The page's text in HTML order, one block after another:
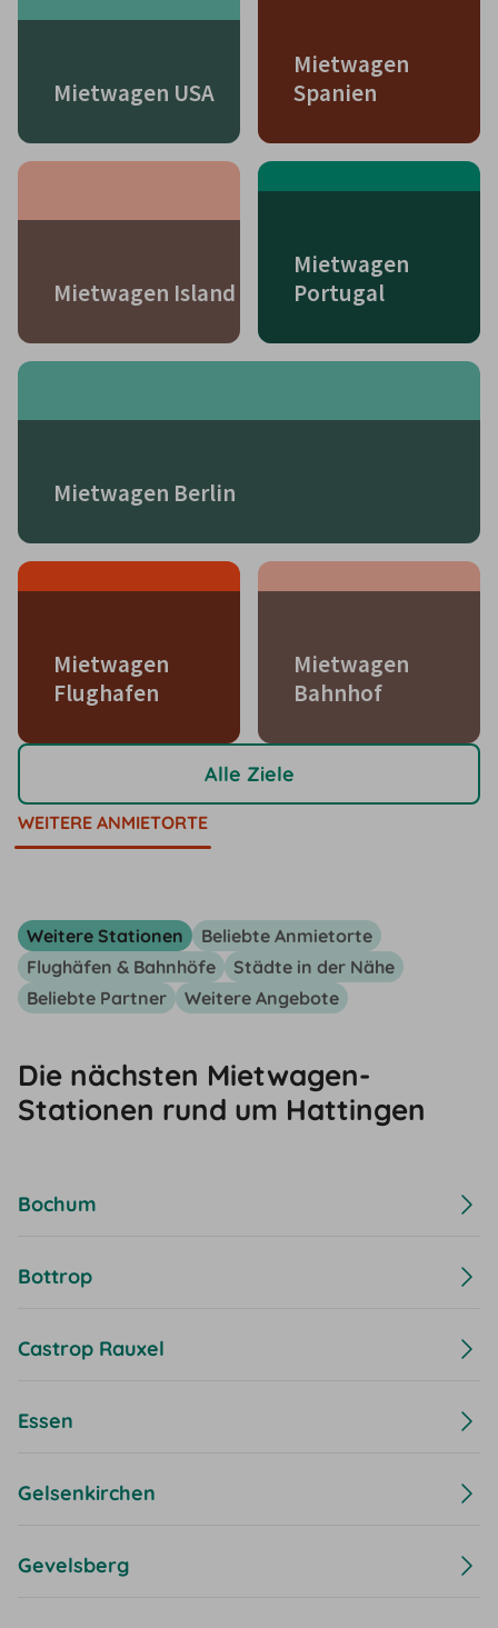
Mietwagen USA
Mietwagen
Spanien
Mietwagen Island
Mietwagen
Portugal
Mietwagen Berlin
Mietwagen
Flughafen
Mietwagen
Bahnhof
Alle Ziele
WEITERE ANMIETORTE
Weitere Stationen
Beliebte Anmietorte
Flughäfen & Bahnhöfe
Städte in der Nähe
Beliebte Partner
Weitere Angebote
Die nächsten Mietwagen-
Stationen rund um Hattingen
Bochum
Bottrop
Castrop Rauxel
Essen
Gelsenkirchen
Gevelsberg